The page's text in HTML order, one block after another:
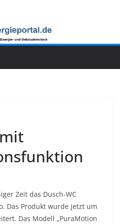
Zeit das Dusch-WC
Das Produkt wurde jetzt um
Das Modell „PuraMotion